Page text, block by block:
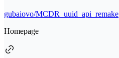
gubaiovo/MCDR_uuid_api_remake
Homepage